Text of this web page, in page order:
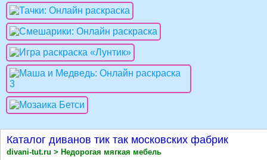
Каталог диванов тик так московских фабрик
divani-tut.ru > Недорогая мягкая мебель